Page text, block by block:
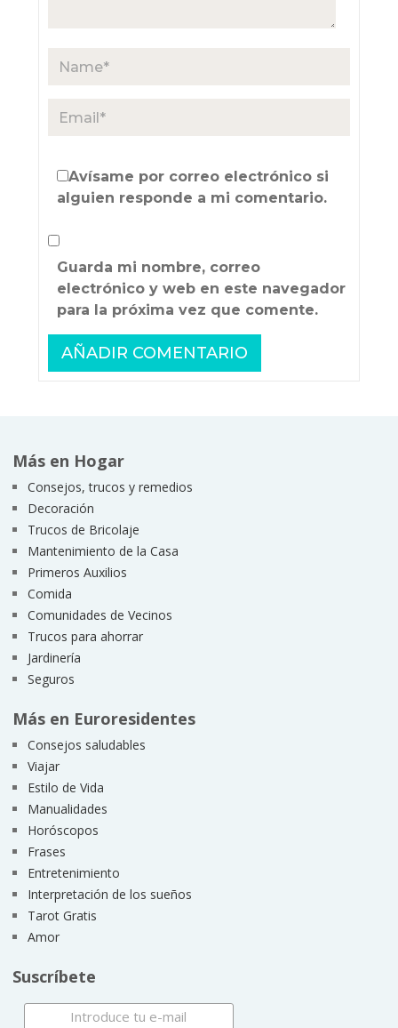
Avísame por correo electrónico si
alguien responde a mi comentario.
Guarda mi nombre, correo
electrónico y web en este navegador
para la próxima vez que comente.
Más en Hogar
Consejos, trucos y remedios
Decoración
Trucos de Bricolaje
Mantenimiento de la Casa
Primeros Auxilios
Comida
Comunidades de Vecinos
Trucos para ahorrar
Jardinería
Seguros
Más en Euroresidentes
Consejos saludables
Viajar
Estilo de Vida
Manualidades
Horóscopos
Frases
Entretenimiento
Interpretación de los sueños
Tarot Gratis
Amor
Suscríbete